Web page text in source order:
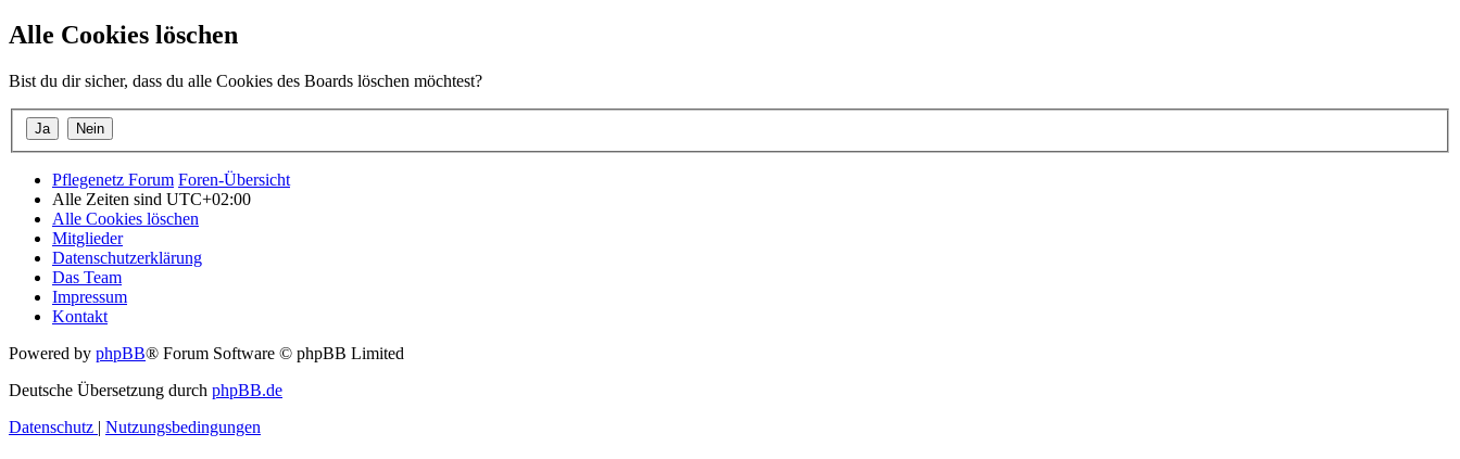
Alle Cookies löschen
Bist du dir sicher, dass du alle Cookies des Boards löschen möchtest?
Pflegenetz Forum Foren-Übersicht
Alle Zeiten sind UTC+02:00
Alle Cookies löschen
Mitglieder
Datenschutzerklärung
Das Team
Impressum
Kontakt
Powered by phpBB® Forum Software © phpBB Limited
Deutsche Übersetzung durch phpBB.de
Datenschutz | Nutzungsbedingungen